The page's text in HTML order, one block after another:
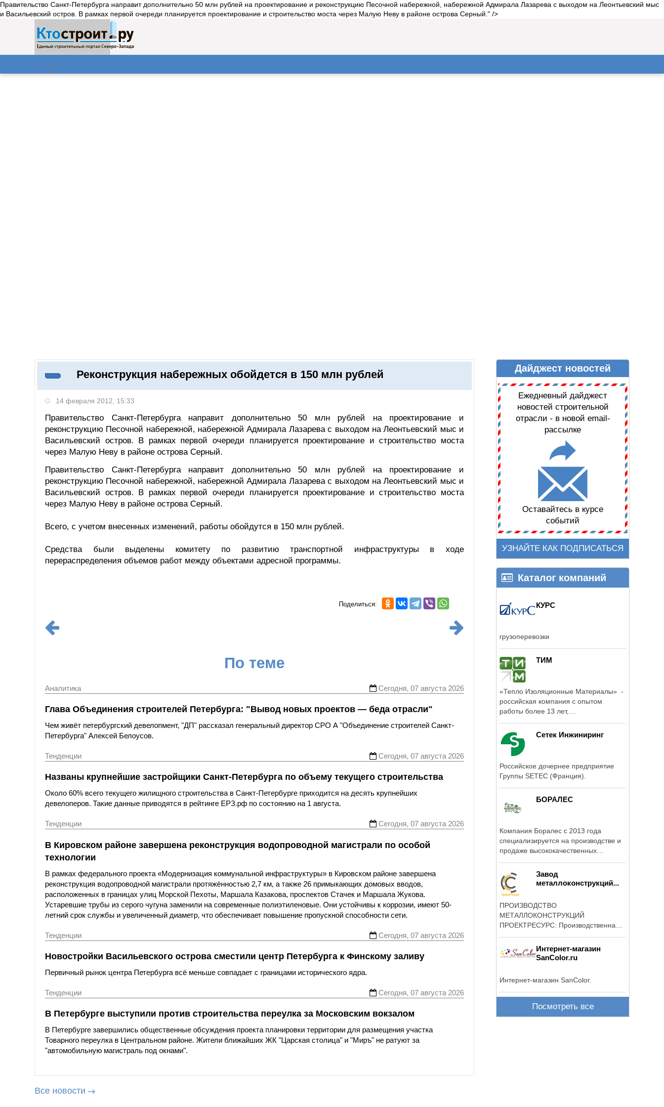
Правительство Санкт-Петербурга направит дополнительно 50 млн рублей на проектирование и реконструкцию Песочной набережной, набережной Адмирала Лазарева с выходом на Леонтьевский мыс
и Васильевский остров. В рамках первой очереди планируется проектирование и строительство моста через Малую Неву в районе острова Серный." />
Поиск
ОНЛАЙН–ВЫСТАВКИ КЛЮЧЕВЫЕ ФИГУРЫ ДАЙДЖЕСТ НОВОСТЕЙ
Реконструкция набережных обойдется в 150 млн рублей
14 февраля 2012, 15:33
Правительство Санкт-Петербурга направит дополнительно 50 млн рублей на проектирование и
реконструкцию Песочной набережной, набережной Адмирала Лазарева с выходом на Леонтьевский мыс и
Васильевский остров. В рамках первой очереди планируется проектирование и строительство моста
через Малую Неву в районе острова Серный.
Правительство Санкт-Петербурга направит дополнительно 50 млн рублей на проектирование и
реконструкцию Песочной набережной, набережной Адмирала Лазарева с выходом на Леонтьевский мыс и
Васильевский остров. В рамках первой очереди планируется проектирование и строительство моста
через Малую Неву в районе острова Серный.
Всего, с учетом внесенных изменений, работы обойдутся в 150 млн рублей.
Средства были выделены комитету по развитию транспортной инфраструктуры в ходе
перераспределения объемов работ между объектами адресной программы.
Поделиться:
По теме
Аналитика Сегодня, 07 августа 2026
Глава Объединения строителей Петербурга: "Вывод новых проектов — беда отрасли"
Чем живёт петербургский девелопмент, "ДП" рассказал генеральный директор СРО А "Объединение строителей Санкт-
Петербурга" Алексей Белоусов.
Тенденции Сегодня, 07 августа 2026
Названы крупнейшие застройщики Санкт-Петербурга по объему текущего строительства
Около 60% всего текущего жилищного строительства в Санкт-Петербурге приходится на десять крупнейших
девелоперов. Такие данные приводятся в рейтинге ЕРЗ.рф по состоянию на 1 августа.
Тенденции Сегодня, 07 августа 2026
В Кировском районе завершена реконструкция водопроводной магистрали по особой
технологии
В рамках федерального проекта «Модернизация коммунальной инфраструктуры» в Кировском районе завершена
реконструкция водопроводной магистрали протяжённостью 2,7 км, а также 26 примыкающих домовых вводов,
расположенных в границах улиц Морской Пехоты, Маршала Казакова, проспектов Стачек и Маршала Жукова.
Устаревшие трубы из серого чугуна заменили на современные полиэтиленовые. Они устойчивы к коррозии, имеют 50-
летний срок службы и увеличенный диаметр, что обеспечивает повышение пропускной способности сети.
Тенденции Сегодня, 07 августа 2026
Новостройки Васильевского острова сместили центр Петербурга к Финскому заливу
Первичный рынок центра Петербурга всё меньше совпадает с границами исторического ядра.
Тенденции Сегодня, 07 августа 2026
В Петербурге выступили против строительства переулка за Московским вокзалом
В Петербурге завершились общественные обсуждения проекта планировки территории для размещения участка
Товарного переулка в Центральном районе. Жители ближайших ЖК "Царская столица" и "Миръ" не ратуют за
"автомобильную магистраль под окнами".
Все новости
Дайджест новостей
Ежедневный дайджест
новостей строительной
отрасли - в новой email-
рассылке
Оставайтесь в курсе
событий
УЗНАЙТЕ КАК ПОДПИСАТЬСЯ
Каталог компаний
КУРС
грузоперевозки
ТИМ
«Тепло Изоляционные Материалы» -
российская компания с опытом
работы более 13 лет,
Сетек Инжиниринг
Российское дочернее предприятие
Группы SETEC (Франция).
БОРАЛЕС
Компания Боралес с 2013 года
специализируется на производстве и
продаже высококачественных
Завод
металлоконструкций...
ПРОИЗВОДСТВО
МЕТАЛЛОКОНСТРУКЦИЙ
ПРОЕКТРЕСУРС: Производственная
Интернет-магазин
SanColor.ru
Интернет-магазин SanColor.
Посмотреть все